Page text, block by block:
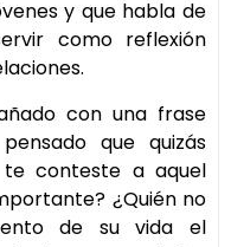
y que habla de
como reflexión
con una frase
que quizás
conteste a aquel
¿Quién no
de su vida el